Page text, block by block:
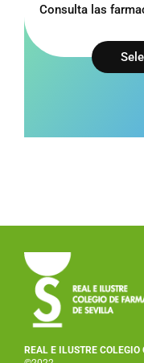
Consulta las
REAL E ILUSTRE